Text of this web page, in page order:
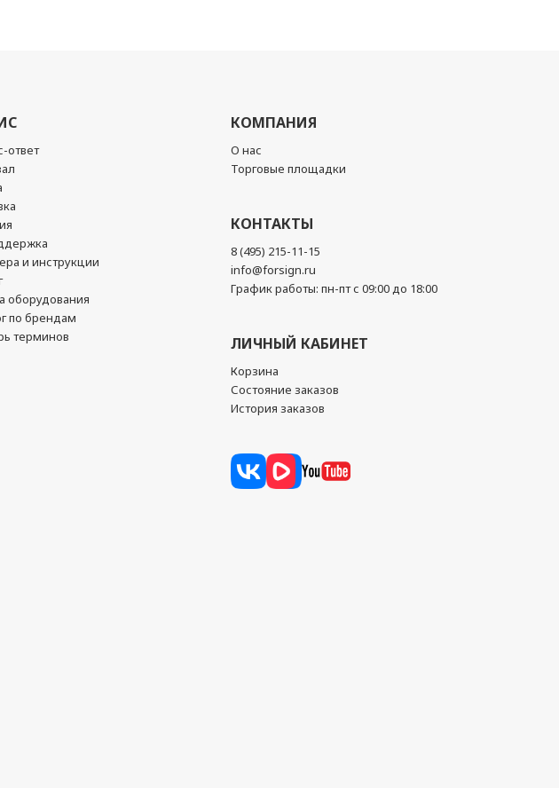
ответ
и инструкции
оборудования
по брендам
терминов
КОМПАНИЯ
О нас
Торговые площадки
КОНТАКТЫ
8 (495) 215-11-15
info@forsign.ru
График работы: пн-пт с 09:00 до 18:00
ЛИЧНЫЙ КАБИНЕТ
Корзина
Состояние заказов
История заказов